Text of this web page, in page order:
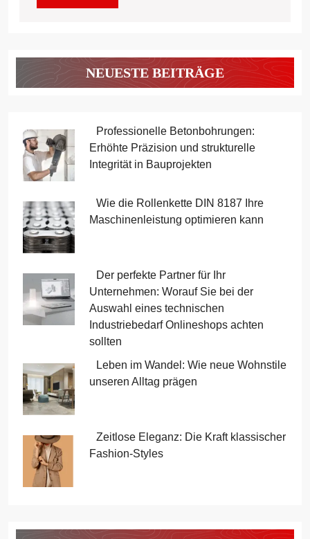
LESEN
NEUESTE BEITRÄGE
Professionelle Betonbohrungen:
Erhöhte Präzision und strukturelle
Integrität in Bauprojekten
Wie die Rollenkette DIN 8187 Ihre
Maschinenleistung optimieren kann
Der perfekte Partner für Ihr
Unternehmen: Worauf Sie bei der
Auswahl eines technischen
Industriebedarf Onlineshops achten
sollten
Leben im Wandel: Wie neue Wohnstile
unseren Alltag prägen
Zeitlose Eleganz: Die Kraft klassischer
Fashion-Styles